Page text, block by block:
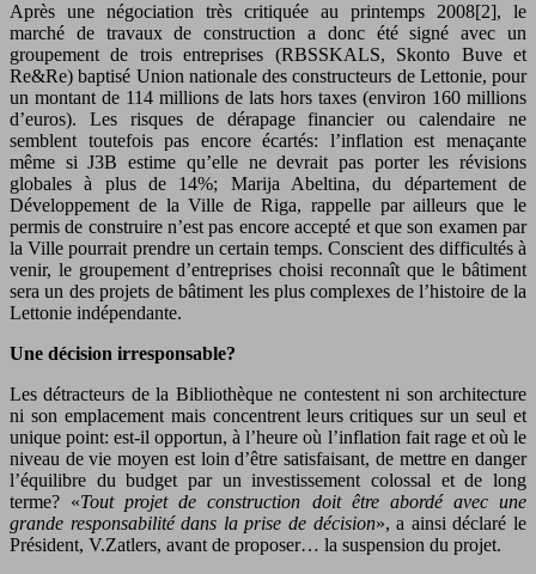
Après une négociation très critiquée au printemps 2008[2], le
marché de travaux de construction a donc été signé avec un
groupement de trois entreprises (RBSSKALS, Skonto Buve et
Re&Re) baptisé Union nationale des constructeurs de Lettonie, pour
un montant de 114 millions de lats hors taxes (environ 160 millions
d’euros). Les risques de dérapage financier ou calendaire ne
semblent toutefois pas encore écartés: l’inflation est menaçante
même si J3B estime qu’elle ne devrait pas porter les révisions
globales à plus de 14%; Marija Abeltina, du département de
Développement de la Ville de Riga, rappelle par ailleurs que le
permis de construire n’est pas encore accepté et que son examen par
la Ville pourrait prendre un certain temps. Conscient des difficultés à
venir, le groupement d’entreprises choisi reconnaît que le bâtiment
sera un des projets de bâtiment les plus complexes de l’histoire de la
Lettonie indépendante.
Une décision irresponsable?
Les détracteurs de la Bibliothèque ne contestent ni son architecture
ni son emplacement mais concentrent leurs critiques sur un seul et
unique point: est-il opportun, à l’heure où l’inflation fait rage et où le
niveau de vie moyen est loin d’être satisfaisant, de mettre en danger
l’équilibre du budget par un investissement colossal et de long
terme? «Tout projet de construction doit être abordé avec une
grande responsabilité dans la prise de décision», a ainsi déclaré le
Président, V.Zatlers, avant de proposer… la suspension du projet.